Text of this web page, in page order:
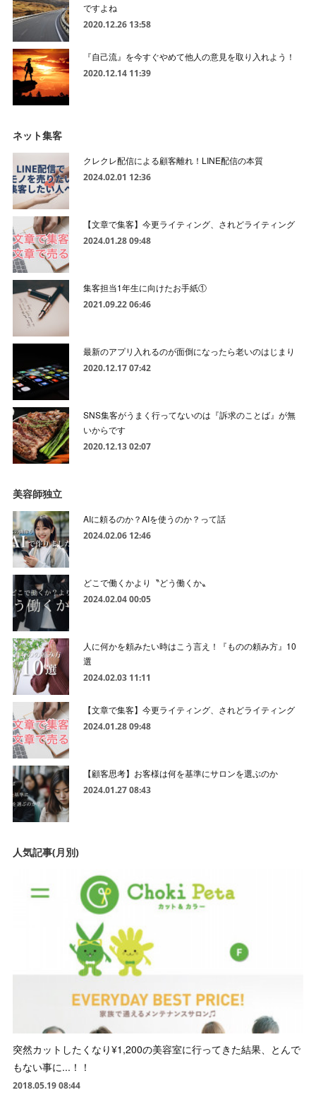
ですよね
2020.12.26 13:58
『自己流』を今すぐやめて他人の意見を取り入れよう！
2020.12.14 11:39
ネット集客
クレクレ配信による顧客離れ！LINE配信の本質
2024.02.01 12:36
【文章で集客】今更ライティング、されどライティング
2024.01.28 09:48
集客担当1年生に向けたお手紙①
2021.09.22 06:46
最新のアプリ入れるのが面倒になったら老いのはじまり
2020.12.17 07:42
SNS集客がうまく行ってないのは『訴求のことば』が無
いからです
2020.12.13 02:07
美容師独立
AIに頼るのか？AIを使うのか？って話
2024.02.06 12:46
どこで働くかより〝どう働くか〟
2024.02.04 00:05
人に何かを頼みたい時はこう言え！『ものの頼み方』10
選
2024.02.03 11:11
【文章で集客】今更ライティング、されどライティング
2024.01.28 09:48
【顧客思考】お客様は何を基準にサロンを選ぶのか
2024.01.27 08:43
人気記事(月別)
突然カットしたくなり¥1,200の美容室に行ってきた結果、とんで
もない事に...！！
2018.05.19 08:44